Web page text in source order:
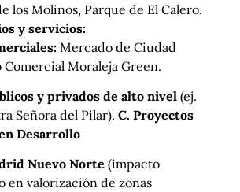
los Molinos, Parque de El Calero.
y servicios:
Mercado de Ciudad
Comercial Moraleja Green.
y privados de alto nivel (ej.
Señora del Pilar). C. Proyectos
Desarrollo
Nuevo Norte (impacto
en valorización de zonas